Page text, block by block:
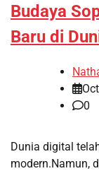
Budaya
Baru di
0
Dunia digital
modern.Namun,